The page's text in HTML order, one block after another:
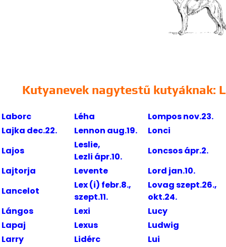
Kutyanevek nagytestű kutyáknak: L
Laborc Léha
Lompos nov.23.
Lajka dec.22.
Lennon aug.19.
Lonci
Lajos
Leslie,
Lezli ápr.10.
Loncsos ápr.2.
Lajtorja
Levente
Lord jan.10.
Lancelot
Lex (i) febr.8.,
szept.11.
Lovag szept.26.,
okt.24.
Lángos
Lexi
Lucy
Lapaj
Lexus
Ludwig
Larry
Lidérc
Lui